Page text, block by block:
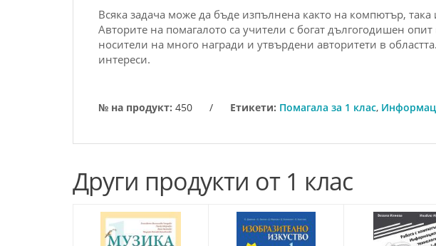
Всяка задача може да бъде изпълнена както на компютър,
Авторите на помагалото са учители с богат дългогодишен
носители на много награди и утвърдени авторитети в
интереси.
№ на продукт: 450 / Етикети: Помагала за 1 клас,
Други продукти от 1 клас